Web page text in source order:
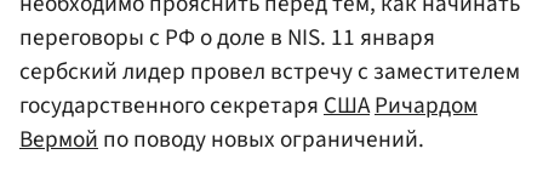
переговоры с РФ о доле в NIS. 11 января
сербский лидер провел встречу с заместителем
государственного секретаряСШАРичардом
Вермойпо поводу новых ограничений.